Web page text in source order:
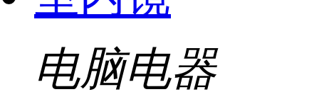
电脑电器